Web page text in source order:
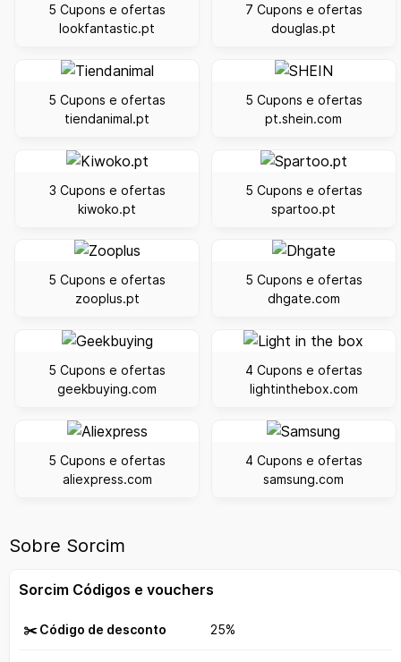
5 Cupons e ofertas
lookfantastic.pt
7 Cupons e ofertas
douglas.pt
5 Cupons e ofertas
tiendanimal.pt
5 Cupons e ofertas
pt.shein.com
3 Cupons e ofertas
kiwoko.pt
5 Cupons e ofertas
spartoo.pt
5 Cupons e ofertas
zooplus.pt
5 Cupons e ofertas
dhgate.com
5 Cupons e ofertas
geekbuying.com
4 Cupons e ofertas
lightinthebox.com
5 Cupons e ofertas
aliexpress.com
4 Cupons e ofertas
samsung.com
Sobre Sorcim
Sorcim Códigos e vouchers
✂️ Código de desconto 25%